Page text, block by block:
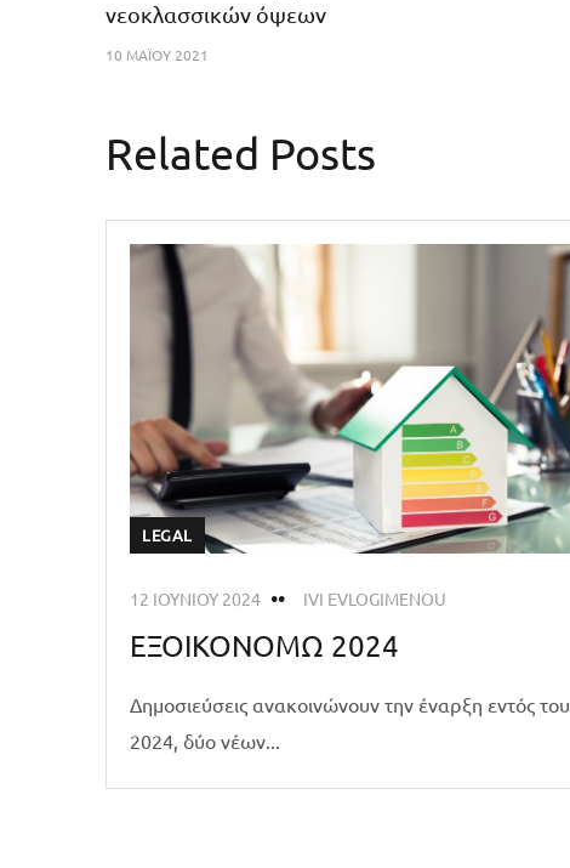
νεοκλασσικών όψεων
10 ΜΑΪ́ΟΥ 2021
Related Posts
LEGAL
12 ΙΟΥΝΊΟΥ 2024 IVI EVLOGIMENOU
ΕΞΟΙΚΟΝΟΜΩ 2024
Δημοσιεύσεις ανακοινώνουν την έναρξη εντός του
2024, δύο νέων...